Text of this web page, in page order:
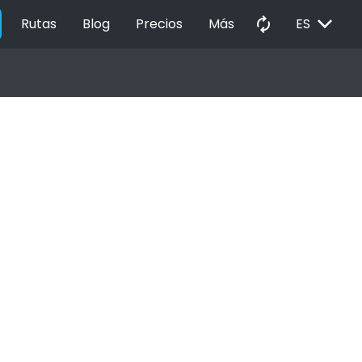
Rutas Blog Precios Más autorenew ES EXPAND_MORE